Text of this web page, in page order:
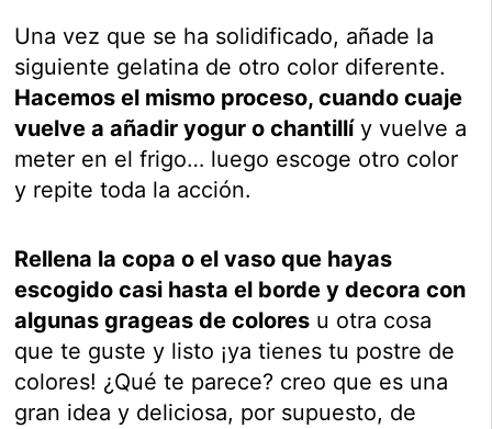
Una vez que se ha solidificado, añade la
siguiente gelatina de otro color diferente.
Hacemos el mismo proceso, cuando cuaje
vuelve a añadir yogur o chantillíy vuelve a
meter en el frigo… luego escoge otro color
y repite toda la acción.
Rellena la copa o el vaso que hayas
escogido casi hasta el borde y decora con
algunas grageas de colores u otra cosa
que te guste y listo ¡ya tienes tu postre de
colores! ¿Qué te parece? creo que es una
gran idea y deliciosa, por supuesto, de